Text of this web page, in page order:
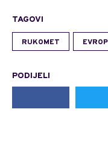
TAGOVI
RUKOMET
PODIJELI